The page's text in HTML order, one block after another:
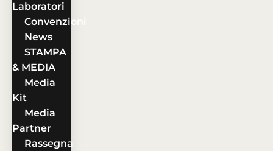
Laboratori
Convenzioni
News
STAMPA
& MEDIA
Media
Kit
Media
Partner
Rassegna